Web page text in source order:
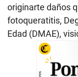
originarte daños
fotoqueratitis,
Edad (DMAE),